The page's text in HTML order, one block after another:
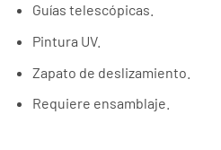
Guías telescópicas.
Pintura UV.
Zapato de deslizamiento.
Requiere ensamblaje.